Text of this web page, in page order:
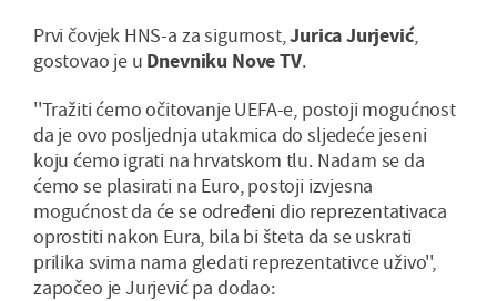
Prvi čovjek HNS-a za sigurnost,Jurica Jurjević,
gostovao je u Dnevniku Nove TV.
''Tražiti ćemo očitovanje UEFA-e, postoji mogućnost
da je ovo posljednja utakmica do sljedeće jeseni
koju ćemo igrati na hrvatskom tlu. Nadam se da
ćemo se plasirati na Euro, postoji izvjesna
mogućnost da će se određeni dio reprezentativaca
oprostiti nakon Eura, bila bi šteta da se uskrati
prilika svima nama gledati reprezentativce uživo'',
započeo je Jurjević pa dodao: